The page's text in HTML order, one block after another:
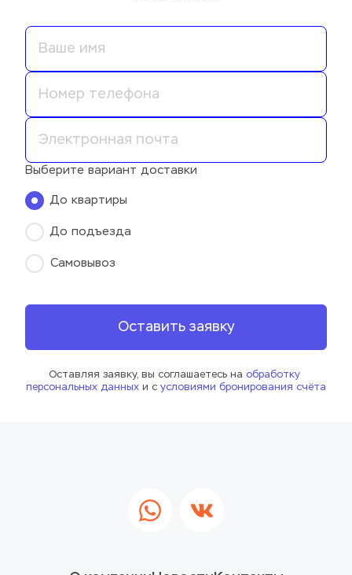
Выберите вариант доставки
До квартиры
До подъезда
Самовывоз
Оставить заявку
Оставляя заявку, вы соглашаетесь на обработку
персональных данных и с условиями бронирования счёта